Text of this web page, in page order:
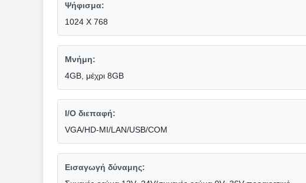
Ψήφισμα:
1024 X 768
Μνήμη:
4GB, μέχρι 8GB
I/O διεπαφή:
VGA/HD-MI/LAN/USB/COM
Εισαγωγή δύναμης: